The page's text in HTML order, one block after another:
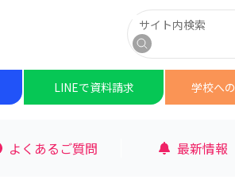
サイト内検索
検索
LINEで資料請求 学校への
よくあるご質問 最新情報